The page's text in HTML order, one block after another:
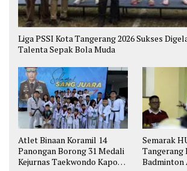
Liga PSSI Kota Tangerang 2026 Sukses
Talenta Sepak Bola Muda
Atlet Binaan Koramil 14
Panongan Borong 31 Medali
Kejurnas Taekwondo Kapolri
Semarak
Tangerang
Badminton